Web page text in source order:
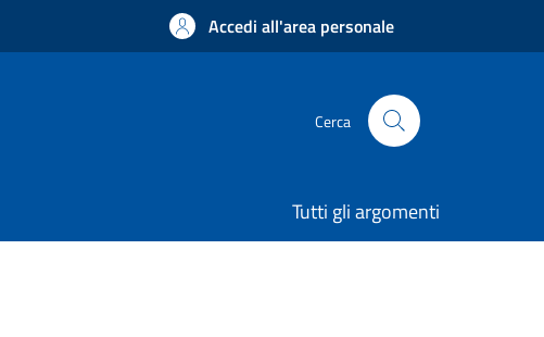
Accedi all'area personale
Cerca
Tutti gli argomenti